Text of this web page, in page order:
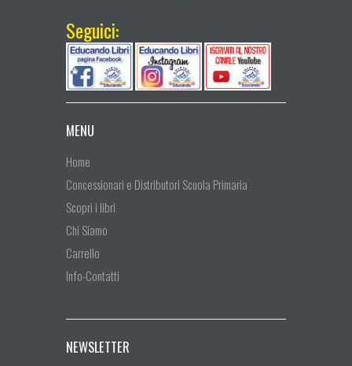
Seguici:
MENU
Home
Concessionari e Distributori Scuola Primaria
Scopri i libri
Chi Siamo
Carrello
Info-Contatti
NEWSLETTER